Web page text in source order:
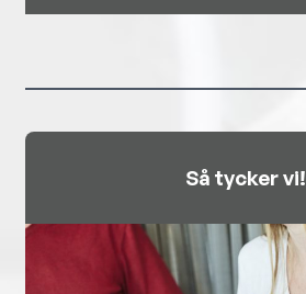
Så tycker vi!